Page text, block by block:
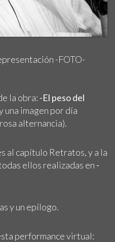
-FOTO-
la obra: -El peso del
una imagen por día
alternancia).
al capítulo Retratos, y a la
ellos realizadas en -
y un epílogo.
performance virtual: